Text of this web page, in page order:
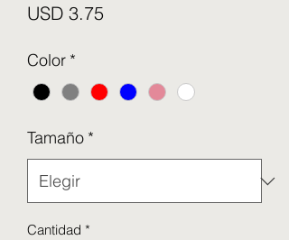
USD 3.75Precio
Color *
Tamaño *
Cantidad *